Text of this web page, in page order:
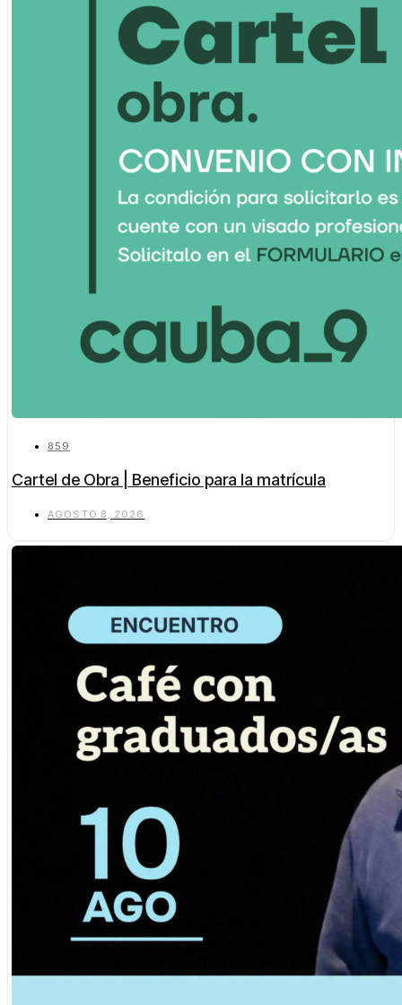
859
Cartel de Obra | Beneficio para la matrícula
AGOSTO 8, 2026